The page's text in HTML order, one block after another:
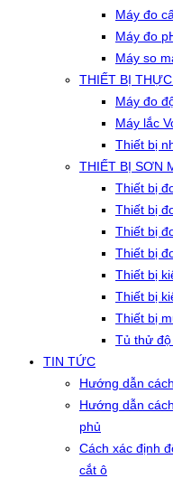
Máy đo
Máy đo
Máy so
THIẾT BỊ
Máy đo
Máy lắc
Thiết bị
THIẾT BỊ SƠN
Thiết bị
Thiết bị
Thiết bị
Thiết bị
Thiết bị
Thiết bị
Thiết bị
Tủ thử
TIN TỨC
Hướng dẫn
Hướng dẫn
phủ
Cách xác định
cắt ô